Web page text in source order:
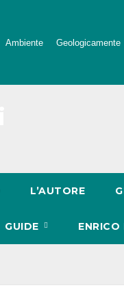
Ambiente Geologicamente
L’AUTORE
GUIDE